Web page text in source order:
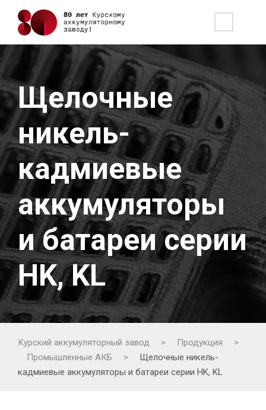
Щелочные
никель-
кадмиевые
аккумуляторы
и батареи серии
HK, KL
Курский аккумуляторный завод > Продукция
>
Промышленные АКБ
>
Щелочные никель-
кадмиевые аккумуляторы и батареи серии HK, KL